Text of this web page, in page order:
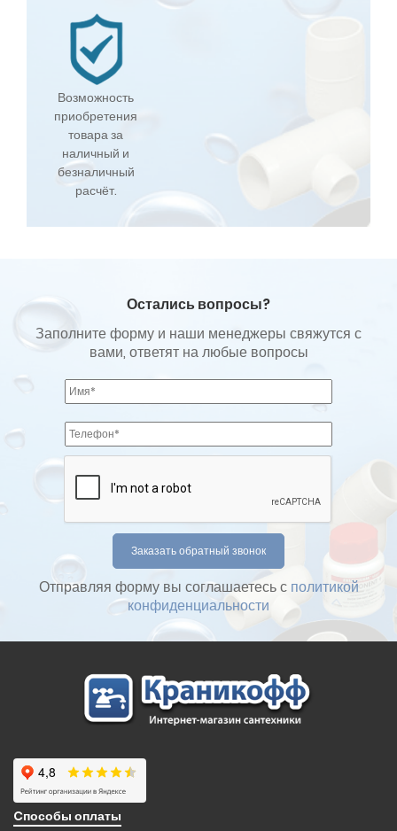
Возможность
приобретения
товара за
наличный и
безналичный
расчёт.
Остались вопросы?
Заполните форму и наши менеджеры свяжутся с
вами, ответят на любые вопросы
Отправляя форму вы соглашаетесь с политикой
конфиденциальности
Cпособы оплаты